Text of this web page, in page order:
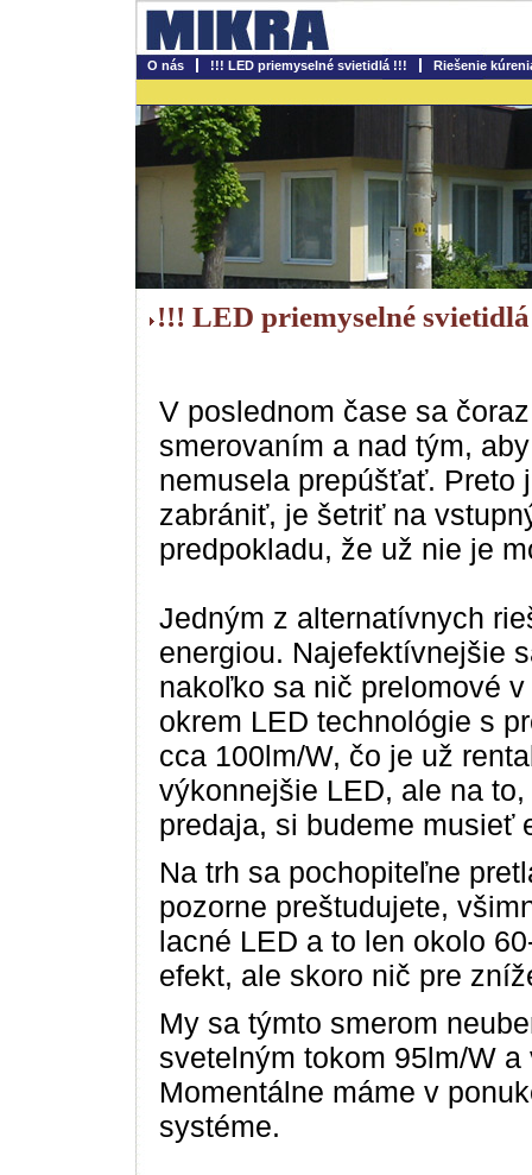
O nás !!! LED priemyselné svietidlá !!! Riešenie
!!! LED priemyselné
V poslednom čase sa
smerovaním a nad tým,
nemusela prepúšťať. Preto
zabrániť, je šetriť na
predpokladu, že už nie je
Jedným z alternatívnych
energiou. Najefektívnejšie
nakoľko sa nič prelomové
okrem LED technológie s
cca 100lm/W, čo je už
výkonnejšie LED, ale na
predaja, si budeme musieť
Na trh sa pochopiteľne
pozorne preštudujete,
lacné LED a to len okolo
efekt, ale skoro nič pre
My sa týmto smerom
svetelným tokom 95lm/W a
Momentálne máme v
systéme.